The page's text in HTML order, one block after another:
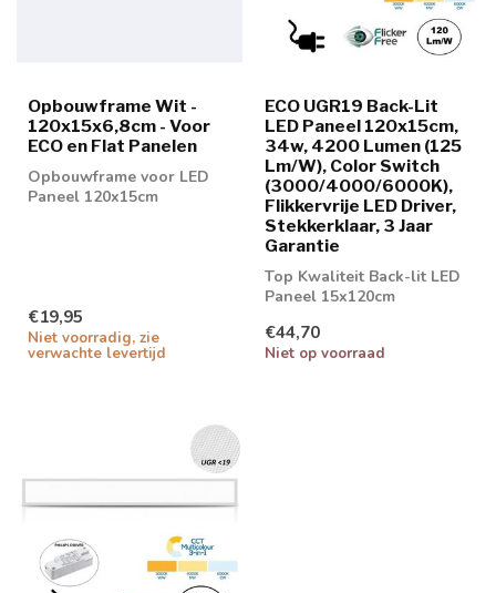
Opbouwframe Wit -
120x15x6,8cm - Voor
ECO en Flat Panelen
Opbouwframe voor LED
Paneel 120x15cm
€19,95
Niet voorradig, zie
verwachte levertijd
ECO UGR19 Back-Lit
LED Paneel 120x15cm,
34w, 4200 Lumen (125
Lm/W), Color Switch
(3000/4000/6000K),
Flikkervrije LED Driver,
Stekkerklaar, 3 Jaar
Garantie
Top Kwaliteit Back-lit LED
Paneel 15x120cm
€44,70
Niet op voorraad